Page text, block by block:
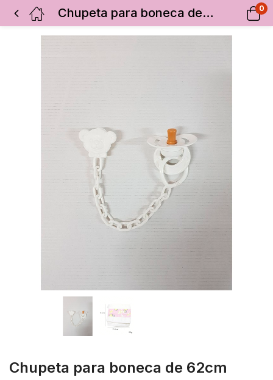
Chupeta para boneca de 62cm 0
Chupeta para boneca de 62cm